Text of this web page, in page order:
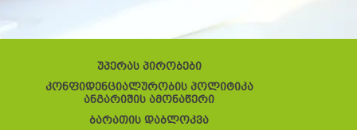
უპერას პირობები
კონფიდენციალურობის პოლიტიკა
ანგარიშის ამონაწერი
ბარათის დაბლოკვა